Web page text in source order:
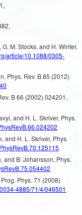
M. Stocks, and H. Winter,
article/10.1088/0305-
Phys. Rev. B 85 (2012)
B 66 (2002) 024201,
and H. L. Skriver, Phys.
and H. L. Skriver, Phys.
and B. Johansson, Phys.
Phys. 71 (2008)
4885/71/4/046501